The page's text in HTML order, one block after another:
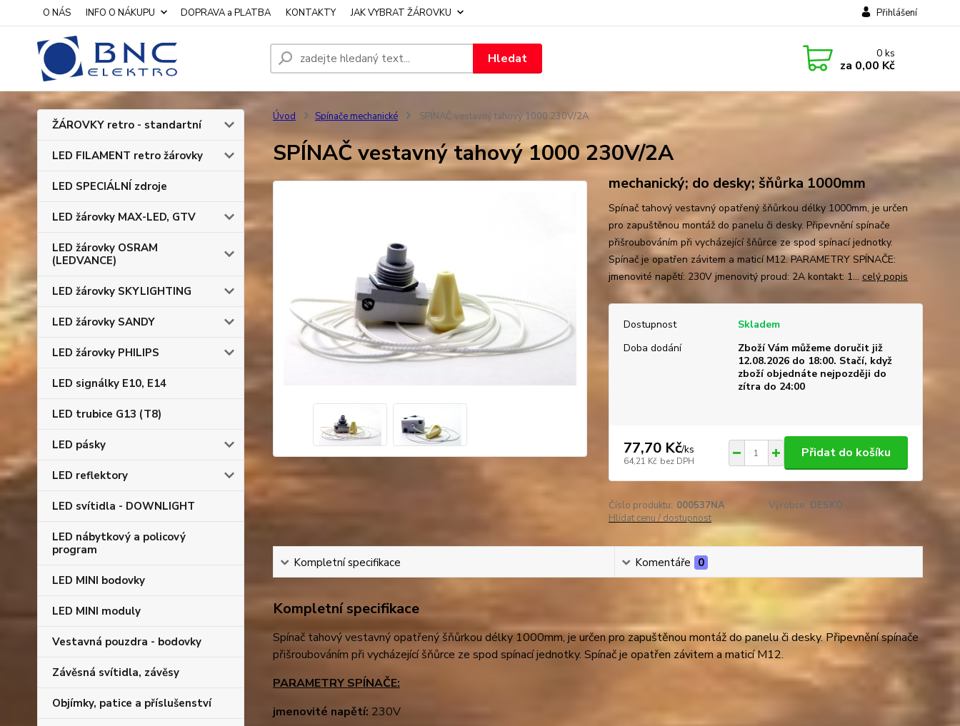
O NÁS INFO O NÁKUPU DOPRAVA a PLATBA KONTAKTY JAK VYBRAT ŽÁROVKU Přihlášení
Hledat 0ks
za 0,00 Kč
ŽÁROVKY retro - standartní
LED FILAMENT retro žárovky
LED SPECIÁLNÍ zdroje
LED žárovky MAX-LED, GTV
LED žárovky OSRAM
(LEDVANCE)
LED žárovky SKYLIGHTING
LED žárovky SANDY
LED žárovky PHILIPS
LED signálky E10, E14
LED trubice G13 (T8)
LED pásky
LED reflektory
LED svítidla - DOWNLIGHT
LED nábytkový a policový
program
LED MINI bodovky
LED MINI moduly
Vestavná pouzdra - bodovky
Závěsná svítidla, závěsy
Objímky, patice a příslušenství
Úvod Spínače mechanické SPÍNAČ vestavný tahový 1000 230V/2A
SPÍNAČ vestavný tahový 1000 230V/2A
mechanický; do desky; šňůrka 1000mm
Spínač tahový vestavný opatřený šňůrkou délky 1000mm, je určen
pro zapuštěnou montáž do panelu či desky. Připevnění spínače
přišroubováním při vycházející šňůrce ze spod spínací jednotky.
Spínač je opatřen závitem a maticí M12. PARAMETRY SPÍNAČE:
jmenovité napětí: 230V jmenovitý proud: 2A kontakt: 1... celý popis
Dostupnost
Skladem
Doba dodání
Zboží Vám můžeme doručit již
12.08.2026 do 18:00. Stačí, když
zboží objednáte nejpozději do
zítra do 24:00
77,70 Kč/ks
64,21 Kč bez DPH
Přidat do košíku
Číslo produktu: 000537NA Výrobce: DESKO
Hlídat cenu / dostupnost
Kompletní specifikace Komentáře 0
Kompletní specifikace
Spínač tahový vestavný opatřený šňůrkou délky 1000mm, je určen pro zapuštěnou montáž do panelu či desky. Připevnění spínače
přišroubováním při vycházející šňůrce ze spod spínací jednotky. Spínač je opatřen závitem a maticí M12.
PARAMETRY SPÍNAČE:
jmenovité napětí: 230V